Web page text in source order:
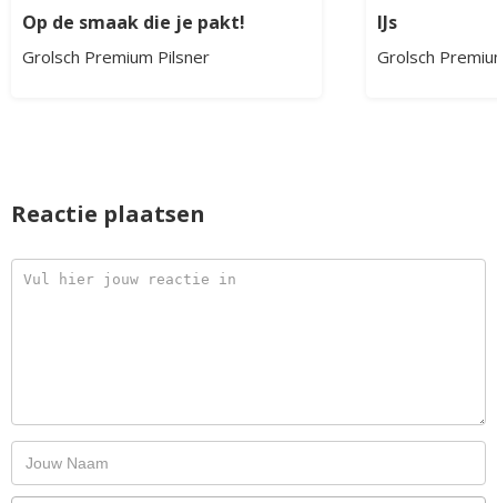
Op de smaak die je pakt!
Grolsch Premium Pilsner
IJs
Grolsch
Reactie plaatsen